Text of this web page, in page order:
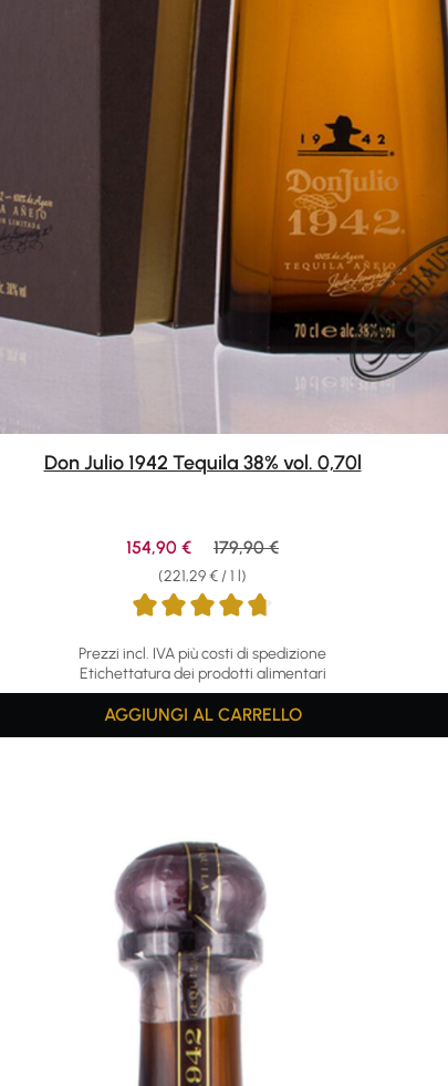
Don Julio 1942 Tequila 38% vol. 0,70l
Prezzi incl. IVA più costi di spedizione
Etichettatura dei prodotti alimentari
(221,29 € / 1 l)
Sale price:
154,90 € Regular price:
179,90 €
AGGIUNGI AL CARRELLO